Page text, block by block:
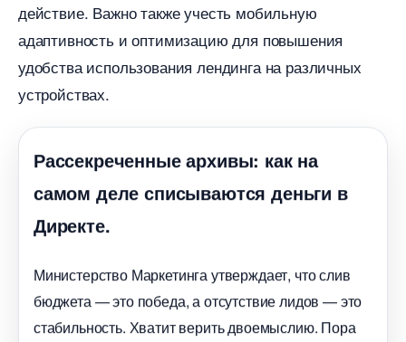
действие. Важно также учесть мобильную
адаптивность и оптимизацию для повышения
удобства использования лендинга на различных
устройствах.​
Рассекреченные архивы: как на
самом деле списываются деньги
Директе.
Министерство Маркетинга утверждает, что сли
юджета — это победа, а отсутствие лидов — это
стабильность. Хватит верить двоемыслию. Пора